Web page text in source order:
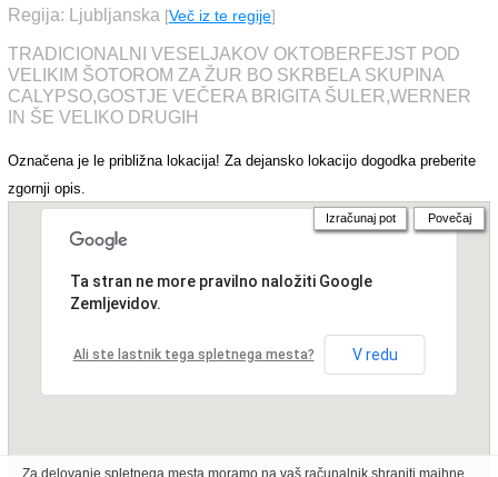
Regija: Ljubljanska [Več iz te regije]
TRADICIONALNI VESELJAKOV OKTOBERFEJST POD
VELIKIM ŠOTOROM ZA ŽUR BO SKRBELA SKUPINA
CALYPSO,GOSTJE VEČERA BRIGITA ŠULER,WERNER
IN ŠE VELIKO DRUGIH
Označena je le približna lokacija! Za dejansko lokacijo dogodka preberite
zgornji opis.
Ta stran ne more pravilno naložiti Google
Zemljevidov.
Ali ste lastnik tega spletnega mesta? V redu
Izračunaj pot Povečaj
Za delovanje spletnega mesta moramo na vaš računalnik shraniti majhne